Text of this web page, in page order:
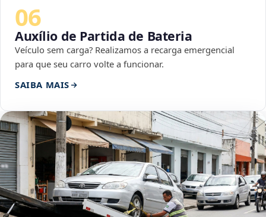
06
Auxílio de Partida de Bateria
Veículo sem carga? Realizamos a recarga emergencial
para que seu carro volte a funcionar.
SAIBA MAIS